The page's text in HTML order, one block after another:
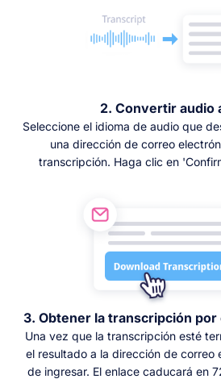
2. Convertir audio
Seleccione el idioma de audio que
una dirección de correo
transcripción. Haga clic en
3. Obtener la transcripción
Una vez que la transcripción esté
el resultado a la dirección de correo
de ingresar. El enlace caducará en